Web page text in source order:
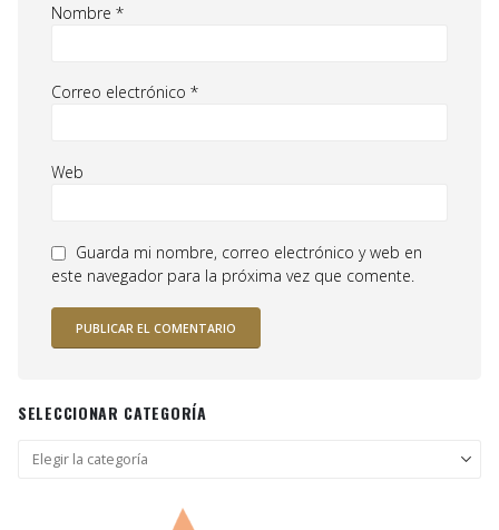
Nombre *
Correo electrónico *
Web
Guarda mi nombre, correo electrónico y web en
este navegador para la próxima vez que comente.
SELECCIONAR CATEGORÍA
Seleccionar
categoría